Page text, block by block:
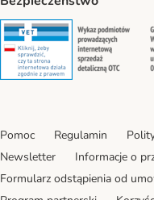
Security
Pomoc Regulamin
Newsletter
Informacje o
Formularz odstąpienia od